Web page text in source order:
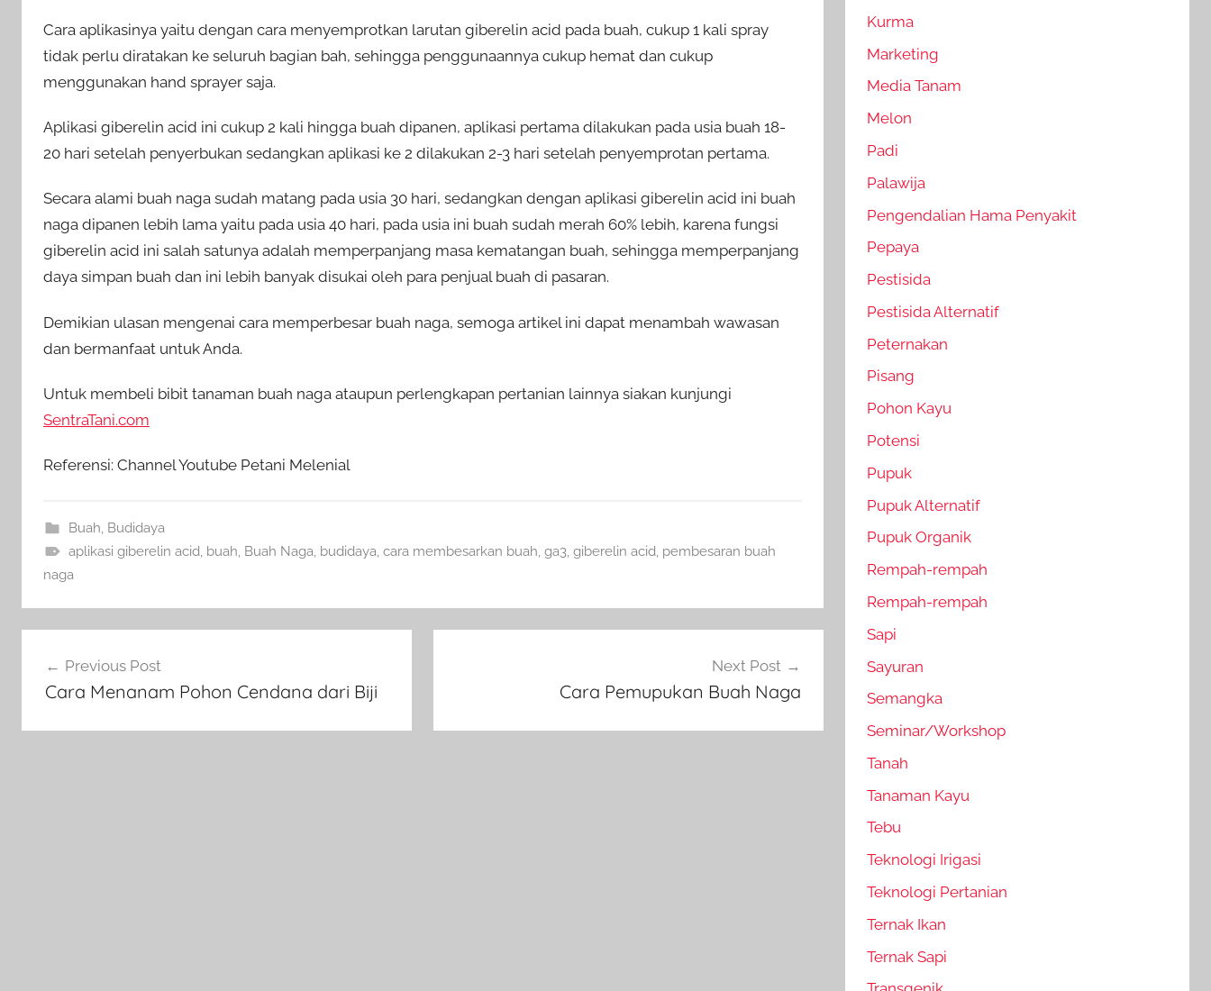
Cara aplikasinya yaitu dengan cara menyemprotkan larutan giberelin acid pada buah, cukup 1 kali spray
tidak perlu diratakan ke seluruh bagian bah, sehingga penggunaannya cukup hemat dan cukup
menggunakan hand sprayer saja.
Aplikasi giberelin acid ini cukup 2 kali hingga buah dipanen, aplikasi pertama dilakukan pada usia buah 18-
20 hari setelah penyerbukan sedangkan aplikasi ke 2 dilakukan 2-3 hari setelah penyemprotan pertama.
Secara alami buah naga sudah matang pada usia 30 hari, sedangkan dengan aplikasi giberelin acid ini buah
naga dipanen lebih lama yaitu pada usia 40 hari, pada usia ini buah sudah merah 60% lebih, karena fungsi
giberelin acid ini salah satunya adalah memperpanjang masa kematangan buah, sehingga memperpanjang
daya simpan buah dan ini lebih banyak disukai oleh para penjual buah di pasaran.
Demikian ulasan mengenai cara memperbesar buah naga, semoga artikel ini dapat menambah wawasan
dan bermanfaat untuk Anda.
Untuk membeli bibit tanaman buah naga ataupun perlengkapan pertanian lainnya siakan kunjungi
SentraTani.com
Referensi: Channel Youtube Petani Melenial
Buah, Budidaya
aplikasi giberelin acid, buah, Buah Naga, budidaya, cara membesarkan buah, ga3, giberelin acid, pembesaran buah
naga
pos Previous Post
Cara Menanam Pohon Cendana dari Biji
Next Post
Cara Pemupukan Buah Naga
Kurma
Marketing
Media Tanam
Melon
Padi
Palawija
Pengendalian Hama Penyakit
Pepaya
Pestisida
Pestisida Alternatif
Peternakan
Pisang
Pohon Kayu
Potensi
Pupuk
Pupuk Alternatif
Pupuk Organik
Rempah-rempah
Rempah-rempah
Sapi
Sayuran
Semangka
Seminar/Workshop
Tanah
Tanaman Kayu
Tebu
Teknologi Irigasi
Teknologi Pertanian
Ternak Ikan
Ternak Sapi